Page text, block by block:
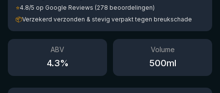
⭐4.8/5 op Google Reviews (278 beoordelingen)
📦Verzekerd verzonden & stevig verpakt tegen breukschade
ABV
4.3%
Volume
500ml